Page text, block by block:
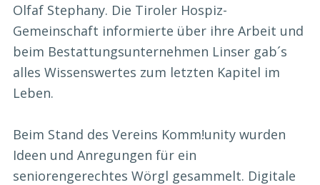
Olfaf Stephany. Die Tiroler Hospiz-
Gemeinschaft informierte über ihre Arbeit und
beim Bestattungsunternehmen Linser gab´s
alles Wissenswertes zum letzten Kapitel im
Leben.
Beim Stand des Vereins Komm!unity wurden
Ideen und Anregungen für ein
seniorengerechtes Wörgl gesammelt. Digitale